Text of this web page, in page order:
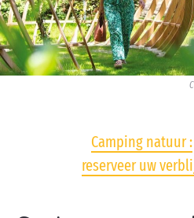
Camping natuur :
reserveer uw